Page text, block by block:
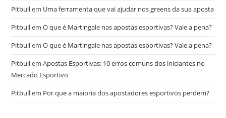
Pitbullem Uma ferramenta que vai ajudar nos greens da sua aposta
PitbullemO que é Martingale nas apostas esportivas? Vale a pena?
PitbullemO que é Martingale nas apostas esportivas? Vale a pena?
PitbullemApostas Esportivas: 10 erros comuns dos iniciantes no
Mercado Esportivo
Pitbullem Por que a maioria dos apostadores esportivos perdem?